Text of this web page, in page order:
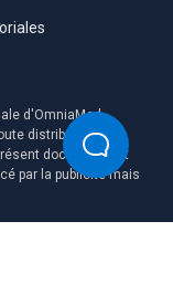
d'OmniaMed
distribution ou
document est
par la publicité mais